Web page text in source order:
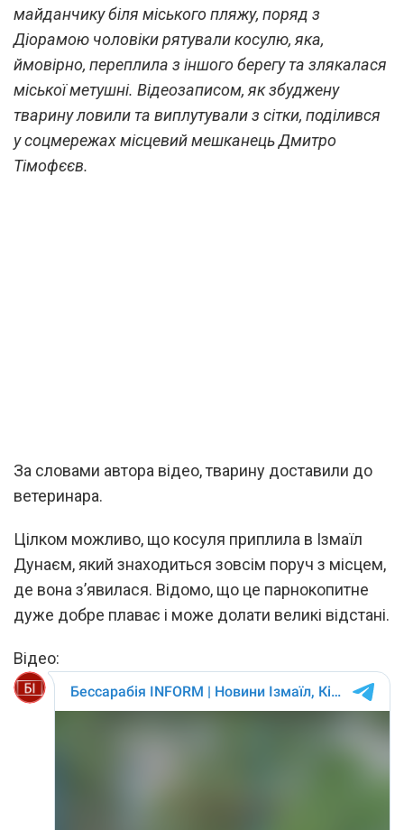
майданчику біля міського пляжу, поряд з
Діорамою чоловіки рятували косулю, яка,
ймовірно, переплила з іншого берегу та злякалася
міської метушні. Відеозаписом, як збуджену
тварину ловили та виплутували з сітки, поділився
у соцмережах місцевий мешканець Дмитро
Тімофєєв.
За словами автора відео, тварину доставили до
ветеринара.
Цілком можливо, що косуля приплила в Ізмаїл
Дунаєм, який знаходиться зовсім поруч з місцем,
де вона з’явилася. Відомо, що це парнокопитне
дуже добре плаває і може долати великі відстані.
Відео: